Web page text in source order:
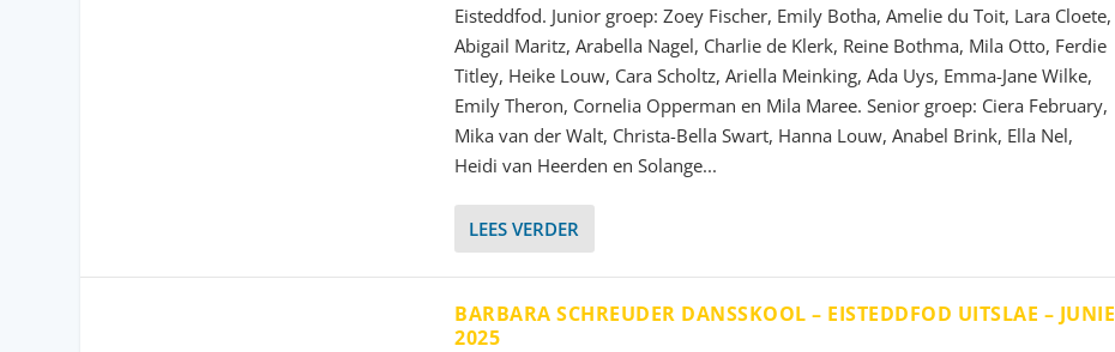
Eisteddfod. Junior groep: Zoey Fischer, Emily Botha, Amelie du Toit, Lara Cloete,
Abigail Maritz, Arabella Nagel, Charlie de Klerk, Reine Bothma, Mila Otto, Ferdie
Titley, Heike Louw, Cara Scholtz, Ariella Meinking, Ada Uys, Emma-Jane Wilke,
Emily Theron, Cornelia Opperman en Mila Maree. Senior groep: Ciera February,
Mika van der Walt, Christa-Bella Swart, Hanna Louw, Anabel Brink, Ella Nel,
Heidi van Heerden en Solange...
LEES VERDER
BARBARA SCHREUDER DANSSKOOL – EISTEDDFOD UITSLAE – JUNIE
2025